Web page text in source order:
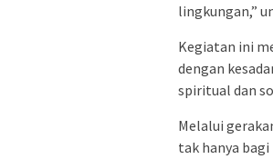
lingkungan,”
Kegiatan ini
dengan
spiritual dan
Melalui
tak hanya